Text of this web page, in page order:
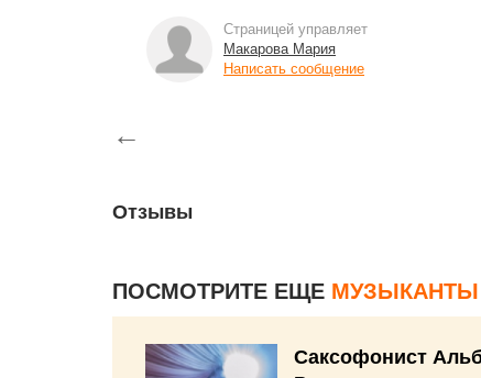
Страницей управляет
Макарова Мария
Написать сообщение
←
Отзывы
ПОСМОТРИТЕ ЕЩЕ
Саксофонист